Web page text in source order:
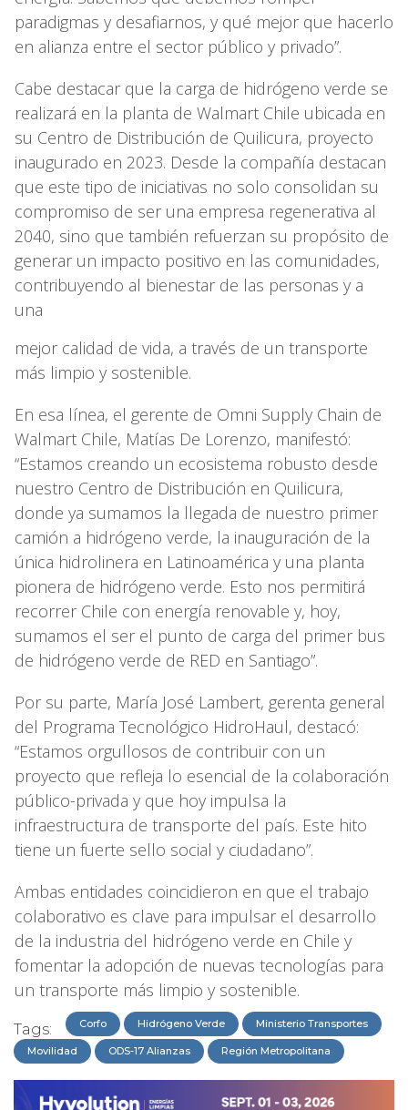
paradigmas y desafiarnos, y qué mejor que hacerlo
en alianza entre el sector público y privado”.
Cabe destacar que la carga de hidrógeno verde se
realizará en la planta de Walmart Chile ubicada en
su Centro de Distribución de Quilicura, proyecto
inaugurado en 2023. Desde la compañía destacan
que este tipo de iniciativas no solo consolidan su
compromiso de ser una empresa regenerativa al
2040, sino que también refuerzan su propósito de
generar un impacto positivo en las comunidades,
contribuyendo al bienestar de las personas y a
una
mejor calidad de vida, a través de un transporte
más limpio y sostenible.
En esa línea, el gerente de Omni Supply Chain de
Walmart Chile, Matías De Lorenzo, manifestó:
“Estamos creando un ecosistema robusto desde
nuestro Centro de Distribución en Quilicura,
donde ya sumamos la llegada de nuestro primer
camión a hidrógeno verde, la inauguración de la
única hidrolinera en Latinoamérica y una planta
pionera de hidrógeno verde. Esto nos permitirá
recorrer Chile con energía renovable y, hoy,
sumamos el ser el punto de carga del primer bus
de hidrógeno verde de RED en Santiago”.
Por su parte, María José Lambert, gerenta general
del Programa Tecnológico HidroHaul, destacó:
“Estamos orgullosos de contribuir con un
proyecto que refleja lo esencial de la colaboración
público-privada y que hoy impulsa la
infraestructura de transporte del país. Este hito
tiene un fuerte sello social y ciudadano”.
Ambas entidades coincidieron en que el trabajo
colaborativo es clave para impulsar el desarrollo
de la industria del hidrógeno verde en Chile y
fomentar la adopción de nuevas tecnologías para
un transporte más limpio y sostenible.
Tags: Corfo Hidrógeno Verde Ministerio Transportes
Movilidad ODS-17 Alianzas Región Metropolitana